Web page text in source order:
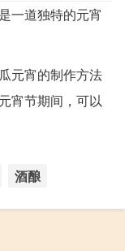
一道独特的元宵
元宵的制作方法
宵节期间，可以
酒酿